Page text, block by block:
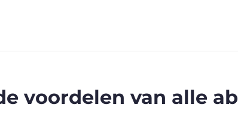
voordelen van alle